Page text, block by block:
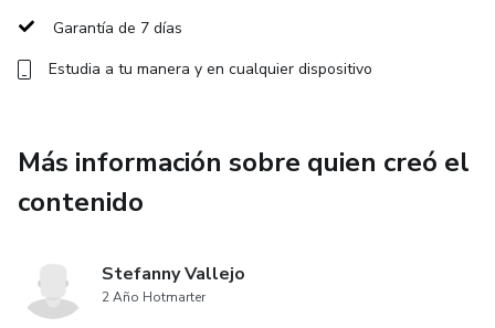
Garantía de 7 días
Estudia a tu manera y en cualquier dispositivo
Más información sobre quien creó el
contenido
Stefanny Vallejo
2 Año Hotmarter